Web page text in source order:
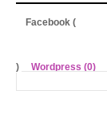
Facebook (
) Wordpress (0)